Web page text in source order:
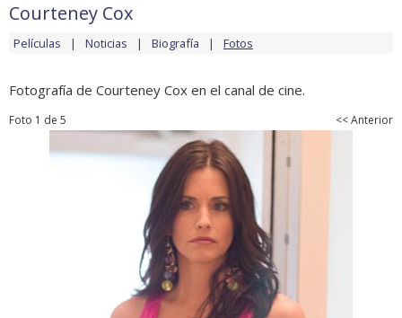
Courteney Cox
Películas Noticias Biografía Fotos
Fotografía de Courteney Cox en el canal de cine.
Foto 1 de 5 << Anterior